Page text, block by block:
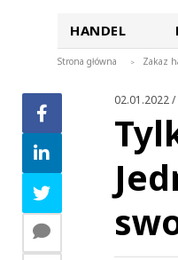
HANDEL
Strona główna > Zakaz
02.01.2022 /